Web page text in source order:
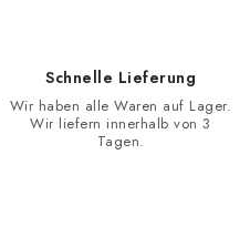
Schnelle Lieferung
Wir haben alle Waren auf Lager.
Wir liefern innerhalb von 3
Tagen.